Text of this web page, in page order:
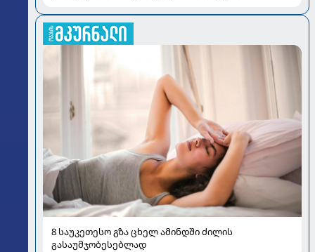
8 საუკეთესო გზა ცხელ ამინდში ძილის
გასაუმჯობესებლად